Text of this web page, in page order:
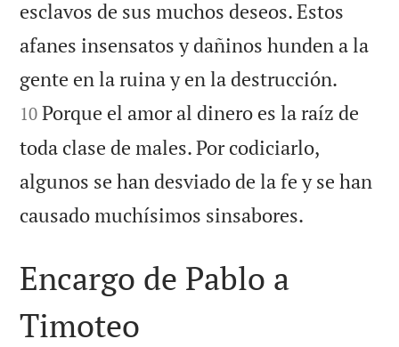
esclavos de sus muchos deseos. Estos
afanes insensatos y dañinos hunden a la
gente en la ruina y en la destrucción.
10 Porque el amor al dinero es la raíz de
toda clase de males. Por codiciarlo,
algunos se han desviado de la fe y se han
causado muchísimos sinsabores.
Encargo de Pablo a
Timoteo